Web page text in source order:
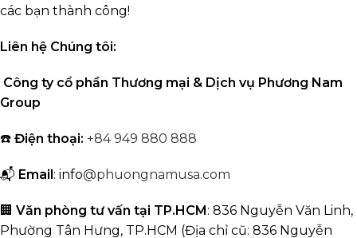
các bạn thành công!
Liên hệ Chúng tôi:
Công ty cổ phần Thương mại & Dịch vụ Phương Nam
Group
☎️ Điện thoại: +84 949 880 888
📬 Email: info@phuongnamusa.com
🏢 Văn phòng tư vấn tại TP.HCM: 836 Nguyễn Văn Linh,
Phường Tân Hưng, TP.HCM (Địa chỉ cũ: 836 Nguyễn